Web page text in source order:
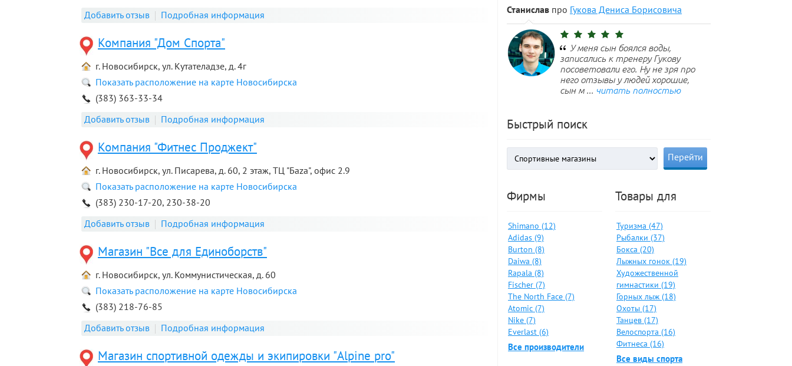
Добавить отзыв
Подробная информация
Компания "Дом Спорта"
г. Новосибирск, ул. Кутателадзе, д. 4г
Показать расположение на карте Новосибирска
(383) 363-33-34
Добавить отзыв
Подробная информация
Компания "Фитнес Проджект"
г. Новосибирск, ул. Писарева, д. 60, 2 этаж, ТЦ "Баza", офис 2.9
Показать расположение на карте Новосибирска
(383) 230-17-20, 230-38-20
Добавить отзыв
Подробная информация
Магазин "Все для Единоборств"
г. Новосибирск, ул. Коммунистическая, д. 60
Показать расположение на карте Новосибирска
(383) 218-76-85
Добавить отзыв
Подробная информация
Магазин спортивной одежды и экипировки "Alpine pro"
Станислав про Гукова Дениса Борисовича
У меня сын боялся воды,
записались к тренеру Гукову
посоветовали его. Ну не зря про
него отзывы у людей хорошие,
сын м ... читать полностью
Быстрый поиск
Фирмы
Shimano (12)
Adidas (9)
Burton (8)
Daiwa (8)
Rapala (8)
Fischer (7)
The North Face (7)
Atomic (7)
Nike (7)
Everlast (6)
Все производители
Товары для
Туризма (47)
Рыбалки (37)
Бокса (20)
Лыжных гонок (19)
Художественной
гимнастики (19)
Горных лыж (18)
Охоты (17)
Танцев (17)
Велоспорта (16)
Фитнеса (16)
Все виды спорта